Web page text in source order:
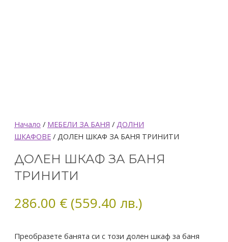
Начало / МЕБЕЛИ ЗА БАНЯ / ДОЛНИ
ШКАФОВЕ / ДОЛЕН ШКАФ ЗА БАНЯ ТРИНИТИ
ДОЛЕН ШКАФ ЗА БАНЯ
ТРИНИТИ
286.00 € (559.40 лв.)
Преобразете банята си с този долен шкаф за баня
количество
за
ШКАФ
ЗА
ТРИНИТИ